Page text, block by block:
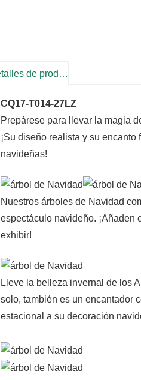
Detalles de producto
CQ17-T014-27LZ
Prepárese para llevar la magia
¡Su diseño realista y su
navideñas!
Nuestros árboles de Navidad
espectáculo navideño. ¡Añaden
exhibir!
Lleve la belleza invernal de los
solo, también es un encantador
estacional a su decoración